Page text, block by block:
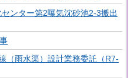
ンター第2曝気沈砂池2-3搬出
（雨水渠）設計業務委託（R7-